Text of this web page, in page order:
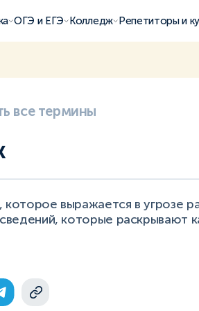
ОГЭ и ЕГЭ Колледж Репетиторы и
все термины
которое выражается в угрозе
которые раскрывают